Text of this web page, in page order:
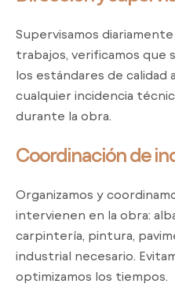
Supervisamos
trabajos, verificamos que
los estándares de calidad
cualquier incidencia
durante la obra.
Coordinación de
Organizamos y
intervienen en la obra:
carpintería, pintura,
industrial necesario.
optimizamos los tiempos.